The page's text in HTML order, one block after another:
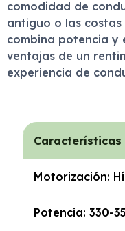
comodidad de
antiguo o las costas
combina potencia y
ventajas de un
experiencia de
Motorización:
Potencia: 330-